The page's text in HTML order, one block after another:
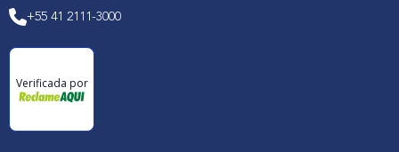
+55 41 2111-3000
Verificada por